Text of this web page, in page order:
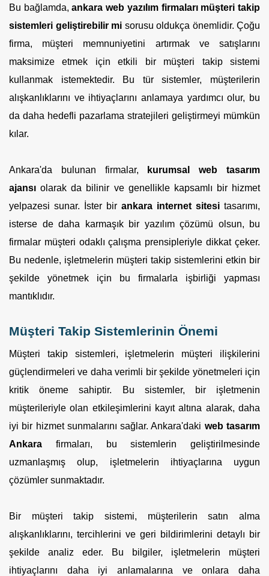
Bu bağlamda,ankara web yazılım firmaları müşteri takip
sistemleri geliştirebilir mi sorusu oldukça önemlidir. Çoğu
firma, müşteri memnuniyetini artırmak ve satışlarını
maksimize etmek için etkili bir müşteri takip sistemi
kullanmak istemektedir. Bu tür sistemler, müşterilerin
alışkanlıklarını ve ihtiyaçlarını anlamaya yardımcı olur, bu
da daha hedefli pazarlama stratejileri geliştirmeyi mümkün
kılar.
Ankara'da bulunan firmalar,
kurumsal web tasarım
ajansı olarak da bilinir ve genellikle kapsamlı bir hizmet
yelpazesi sunar. İster bir ankara internet sitesi tasarımı,
isterse de daha karmaşık bir yazılım çözümü olsun, bu
firmalar müşteri odaklı çalışma prensipleriyle dikkat çeker.
Bu nedenle, işletmelerin müşteri takip sistemlerini etkin bir
şekilde yönetmek için bu firmalarla işbirliği yapması
mantıklıdır.
Müşteri Takip Sistemlerinin Önemi
Müşteri takip sistemleri, işletmelerin müşteri ilişkilerini
güçlendirmeleri ve daha verimli bir şekilde yönetmeleri için
kritik öneme sahiptir. Bu sistemler, bir işletmenin
müşterileriyle olan etkileşimlerini kayıt altına alarak, daha
iyi bir hizmet sunmalarını sağlar. Ankara'daki web tasarım
Ankara firmaları, bu sistemlerin geliştirilmesinde
uzmanlaşmış olup, işletmelerin ihtiyaçlarına uygun
çözümler sunmaktadır.
Bir müşteri takip sistemi, müşterilerin satın alma
alışkanlıklarını, tercihlerini ve geri bildirimlerini detaylı bir
şekilde analiz eder. Bu bilgiler, işletmelerin müşteri
ihtiyaçlarını daha iyi anlamalarına ve onlara daha